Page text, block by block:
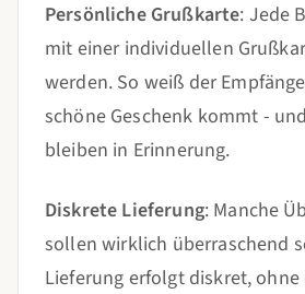
Persönliche Grußkarte: Jede
mit einer individuellen
werden. So weiß der
schöne Geschenk kommt -
bleiben in Erinnerung.
Diskrete Lieferung: Manche
sollen wirklich überraschend
Lieferung erfolgt diskret, ohne